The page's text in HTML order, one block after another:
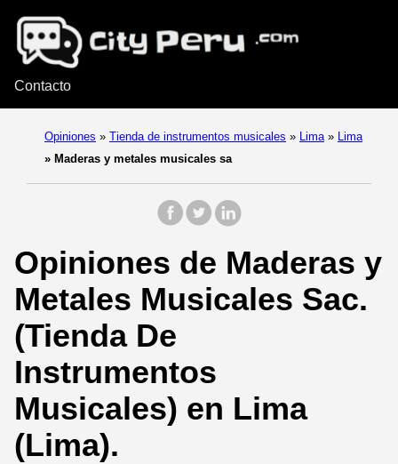
Contacto
Opiniones » Tienda de instrumentos musicales » Lima »
Lima
» Maderas y metales musicales sa
Opiniones de Maderas y
Metales Musicales Sac.
(Tienda De
Instrumentos
Musicales) en Lima
(Lima).